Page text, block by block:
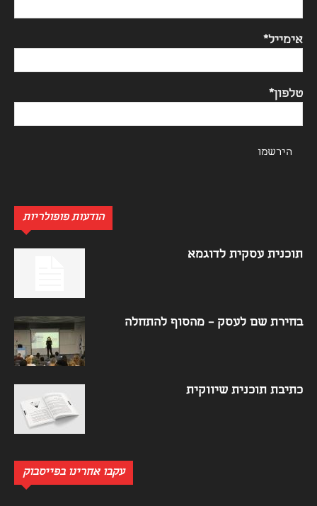
אימייל*
טלפון*
הודעות פופולריות
תוכנית עסקית לדוגמא
בחירת שם לעסק – מהסוף להתחלה
כתיבת תוכנית שיווקית
עקבו אחרינו בפייסבוק